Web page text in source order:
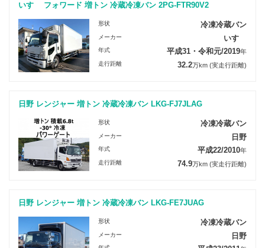
いすゞ フォワード 増トン 冷蔵冷凍バン 2PG-FTR90V2
形状 冷凍冷蔵バン
メーカー いすゞ
年式 平成31・令和元/2019年
走行距離 32.2万km (実走行距離)
日野 レンジャー 増トン 冷蔵冷凍バン LKG-FJ7JLAG
形状 冷凍冷蔵バン
メーカー 日野
年式 平成22/2010年
走行距離 74.9万km (実走行距離)
日野 レンジャー 増トン 冷蔵冷凍バン LKG-FE7JUAG
形状 冷凍冷蔵バン
メーカー 日野